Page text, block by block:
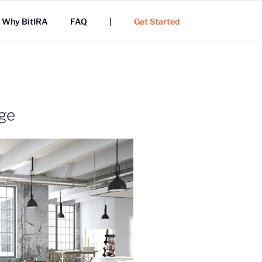
Why BitIRA FAQ | Get Started